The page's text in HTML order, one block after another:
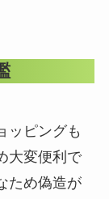
ッピングも
大変便利で
ため偽造が